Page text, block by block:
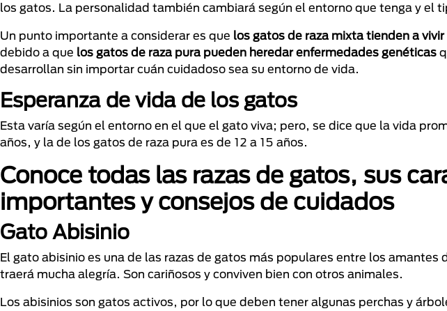
los gatos. La personalidad también cambiará según el entorno que tenga y el
Un punto importante a considerar es que los gatos de raza mixta tienden a vivir
debido a que los gatos de raza pura pueden heredar enfermedades genéticas
desarrollan sin importar cuán cuidadoso sea su entorno de vida.
Esperanza de vida de los gatos
Esta varía según el entorno en el que el gato viva; pero, se dice que la vida
años, y la de los gatos de raza pura es de 12 a 15 años.
Conoce todas las razas de gatos, sus
importantes y consejos de cuidados
Gato Abisinio
El gato abisinio es una de las razas de gatos más populares entre los amantes
traerá mucha alegría. Son cariñosos y conviven bien con otros animales.
Los abisinios son gatos activos, por lo que deben tener algunas perchas y